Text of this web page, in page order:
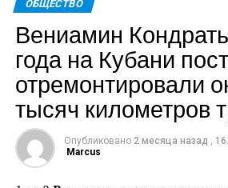
Глава региона пожелал ветерану
и благополучия.
Пресс-служба администрации
Теги: Губернатор
Источник:
ОБЩЕСТВО
Вениамин
года на Кубани
отремонтировали
тысяч километров
Опубликовано 2 месяца назад ,
Marcus